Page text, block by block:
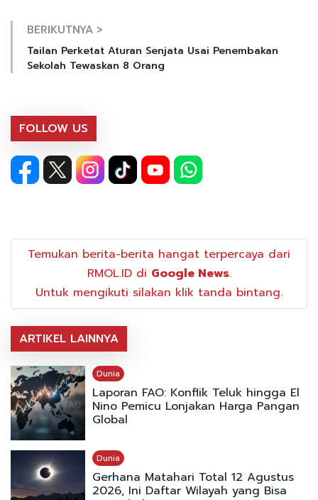
BERIKUTNYA >
Tailan Perketat Aturan Senjata Usai Penembakan
Sekolah Tewaskan 8 Orang
FOLLOW US
Temukan berita-berita hangat terpercaya dari
RMOL.ID di Google News.
Untuk mengikuti silakan klik tanda bintang.
ARTIKEL LAINNYA
Dunia
Laporan FAO: Konflik Teluk hingga El
Nino Pemicu Lonjakan Harga Pangan
Global
Dunia
Gerhana Matahari Total 12 Agustus
2026, Ini Daftar Wilayah yang Bisa